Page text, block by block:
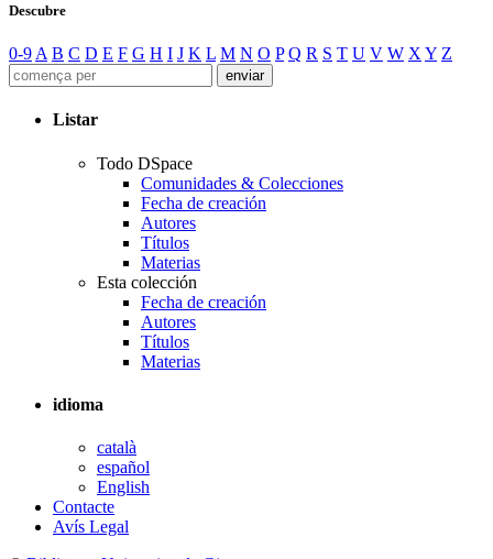
Descubre
0-9 A B C D E F G H I J K L M N O P Q R S T U V W X Y Z
Listar
Todo DSpace
Comunidades & Colecciones
Fecha de creación
Autores
Títulos
Materias
Esta colección
Fecha de creación
Autores
Títulos
Materias
idioma
català
español
English
Contacte
Avís Legal